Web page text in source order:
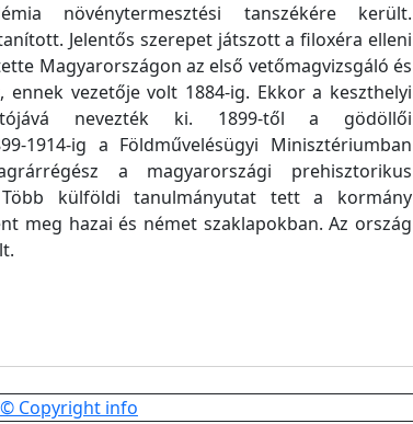
növénytermesztési tanszékére került.
Jelentős szerepet játszott a filoxéra elleni
Magyarországon az első vetőmagvizsgáló és
vezetője volt 1884-ig. Ekkor a keszthelyi
nevezték ki. 1899-től a gödöllői
1914-ig a Földművelésügyi Minisztériumban
a magyarországi prehisztorikus
külföldi tanulmányutat tett a kormány
meg hazai és német szaklapokban. Az ország
© Copyright info